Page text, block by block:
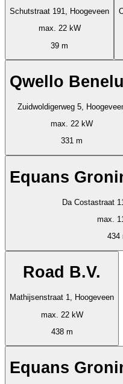
Schutstraat 191, Hoogeveen
max. 22 kW
39 m
Qwello
Zuidwoldigerweg 5,
max. 22 kW
331 m
Equans
Da Costastraat
max.
434
Road B.V.
Mathijsenstraat 1, Hoogeveen
max. 22 kW
438 m
Equans